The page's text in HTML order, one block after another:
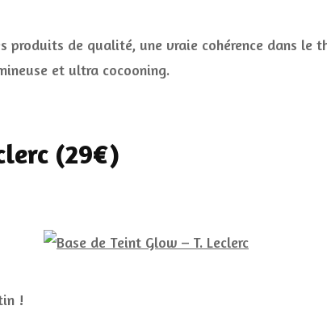
produits de qualité, une vraie cohérence dans le
et ultra cocooning.
(29€)
!